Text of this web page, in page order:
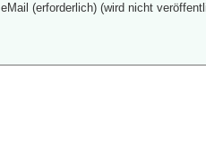
eMail (erforderlich) (wird nicht